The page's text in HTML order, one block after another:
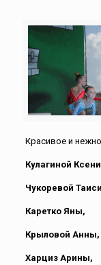
Красивое и
Кулагиной
Чукоревой
Каретко Яны,
Крыловой Анны,
Харциз Арины,